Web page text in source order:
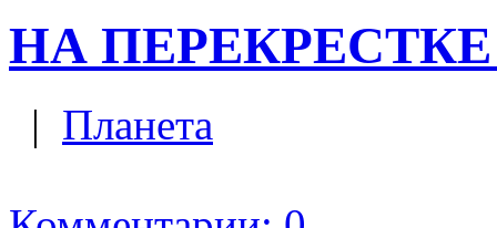
НА
| Планета